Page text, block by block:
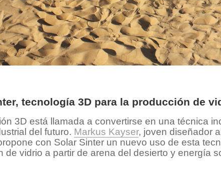
tecnología 3D para la producción de
3D está llamada a convertirse en una técnica
del futuro. Markus Kayser, joven diseñador
con Solar Sinter un nuevo uso de esta
de vidrio a partir de arena del desierto y energía